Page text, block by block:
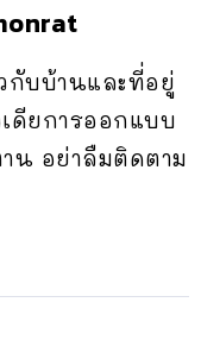
กับบ้านและที่อยู่
ดียการออกแบบ
น อย่าลืมติดตาม